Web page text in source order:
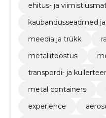
ehitus- ja
kaubandusseadmed
meedia ja trükk
metallitööstus
transpordi- ja
metal containers
experience